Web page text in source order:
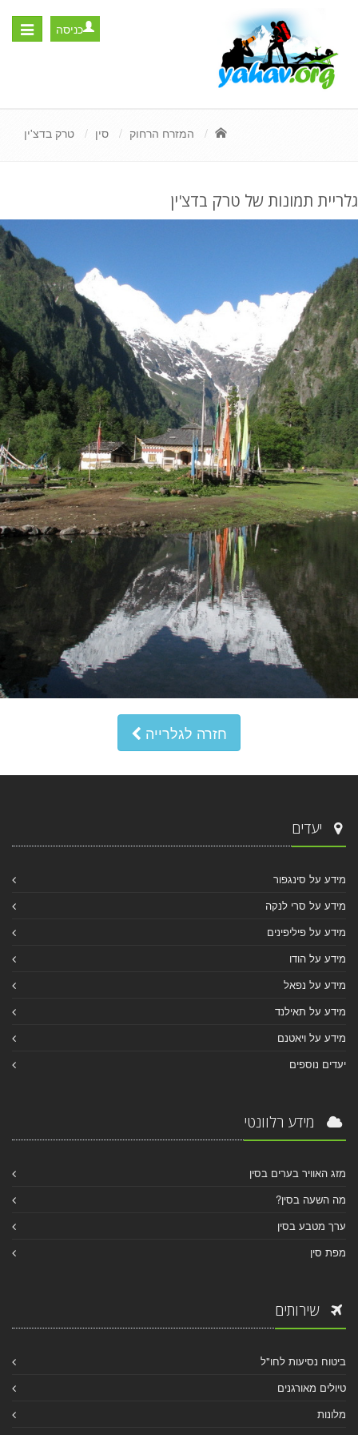
Toggle
כניסה
המזרח הרחוק סין טרק בדצ'ין
גלריית תמונות של טרק בדצ'ין
חזרה לגלרייה
יעדים
מידע על סינגפור
מידע על סרי לנקה
מידע על פיליפינים
מידע על הודו
מידע על נפאל
מידע על תאילנד
מידע על ויאטנם
יעדים נוספים
מידע רלוונטי
מזג האוויר בערים בסין
מה השעה בסין?
ערך מטבע בסין
מפת סין
שירותים
ביטוח נסיעות לחו"ל
טיולים מאורגנים
מלונות